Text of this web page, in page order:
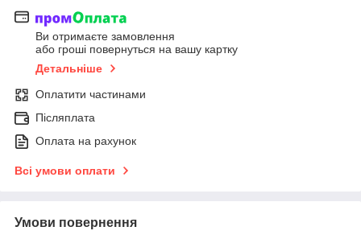
Ви отримаєте замовлення
або гроші повернуться на вашу картку
Детальніше
Оплатити частинами
Післяплата
Оплата на рахунок
Всі умови оплати
Умови повернення